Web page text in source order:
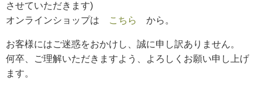
RECRUIT
求人情報
DATA
させていただきます)
オンラインショップは
こちら から。
お客様にはご迷惑をおかけし、誠に申し訳ありません。
何卒、ご理解いただきますよう、よろしくお願い申し上げ
ます。